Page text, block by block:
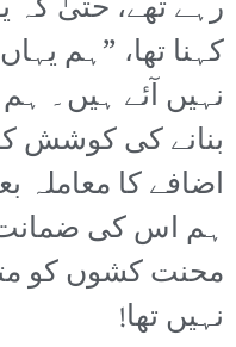
رہے تھے، حتیٰ کہ
نہیں آئے ہیں۔
بنانے کی کوشش
اضافے کا معاملہ
ہم اس کی ضمانت
محنت کشوں کو
نہیں تھا!